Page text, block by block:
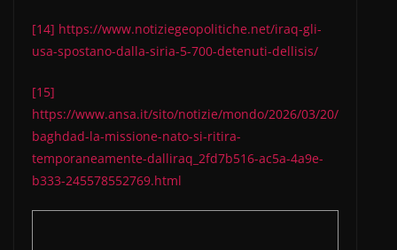
[14] https://www.notiziegeopolitiche.net/iraq-gli-
usa-spostano-dalla-siria-5-700-detenuti-dellisis/
[15]
https://www.ansa.it/sito/notizie/mondo/2026/03/20/
baghdad-la-missione-nato-si-ritira-
temporaneamente-dalliraq_2fd7b516-ac5a-4a9e-
b333-245578552769.html